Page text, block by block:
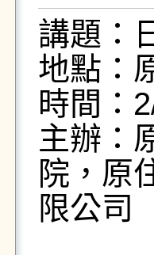
講題：
地點：
時間：
主辦：
院，原
限公司